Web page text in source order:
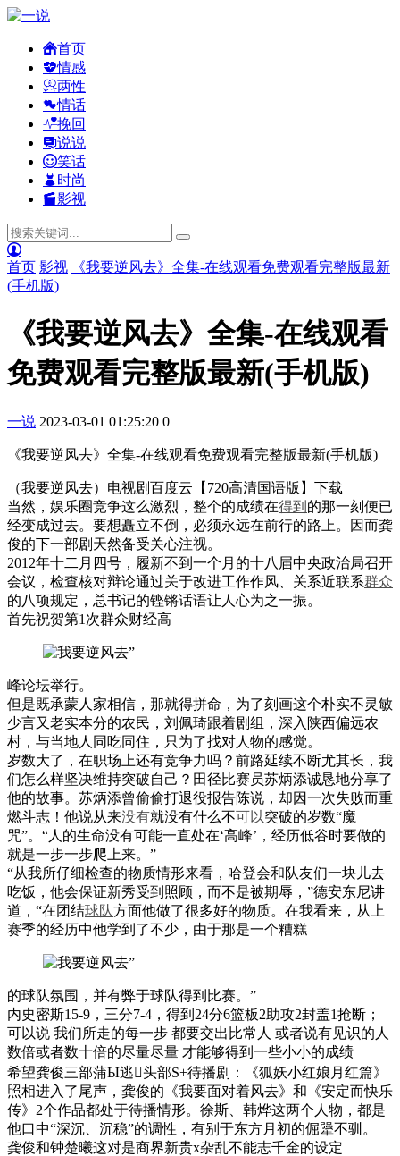
首页
情感
两性
情话
挽回
说说
笑话
时尚
影视
首页 影视
《我要逆风去》全集-在线观看免费观看完整版最新
(手机版)
《我要逆风去》全集-在线观看
免费观看完整版最新(手机版)
一说 2023-03-01 01:25:20 0
《我要逆风去》全集-在线观看免费观看完整版最新(手机版)
（我要逆风去）电视剧百度云【720高清国语版】下载
当然，娱乐圈竞争这么激烈，整个的成绩在得到 的那一刻便已
经变成过去。要想矗立不倒，必须永远在前行的路上。因而龚
俊的下一部剧天然备受关心注视。
2012年十二月四号，履新不到一个月的十八届中央政治局召开
会议，检查核对辩论通过关于改进工作作风、关系近联系群众
的八项规定，总书记的铿锵话语让人心为之一振。
首先祝贺第1次群众财经高
峰论坛举行。
但是既承蒙人家相信，那就得拼命，为了刻画这个朴实不灵敏
少言又老实本分的农民，刘佩琦跟着剧组，深入陕西偏远农
村，与当地人同吃同住，只为了找对人物的感觉。
岁数大了，在职场上还有竞争力吗？前路延续不断尤其长，我
们怎么样坚决维持突破自己？田径比赛员苏炳添诚恳地分享了
他的故事。苏炳添曾偷偷打退役报告陈说，却因一次失败而重
燃斗志！他说从来没有就没有什么不可以突破的岁数“魔
咒”。“人的生命没有可能一直处在‘高峰’，经历低谷时要做的
就是一步一步爬上来。”
“从我所仔细检查的物质情形来看，哈登会和队友们一块儿去
吃饭，他会保证新秀受到照顾，而不是被期辱，”德安东尼讲
道，“在团结球队方面他做了很多好的物质。在我看来，从上
赛季的经历中他学到了不少，由于那是一个糟糕
的球队氛围，并有弊于球队得到比赛。”
内史密斯15-9，三分7-4，得到24分6篮板2助攻2封盖1抢断；
可以说 我们所走的每一步 都要交出比常人 或者说有见识的人
数倍或者数十倍的尽量尽量 才能够得到一些小小的成绩
希望龚俊三部蒲Ы逃头部S+待播剧：《狐妖小红娘月红篇》
照相进入了尾声，龚俊的《我要面对着风去》和《安定而快乐
传》2个作品都处于待播情形。徐斯、韩烨这两个人物，都是
他口中“深沉、沉稳”的调性，有别于东方月初的倔犟不驯。
龚俊和钟楚曦这对是商界新贵x杂乱不能志千金的设定